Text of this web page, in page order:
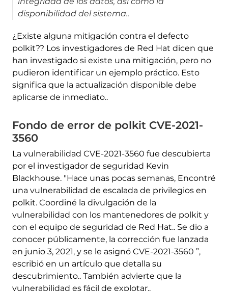
disponibilidad del sistema..
¿Existe alguna mitigación contra el defecto
polkit?? Los investigadores de Red Hat dicen que
han investigado si existe una mitigación, pero no
pudieron identificar un ejemplo práctico. Esto
significa que la actualización disponible debe
aplicarse de inmediato..
Fondo de error de polkit CVE-2021-
3560
La vulnerabilidad CVE-2021-3560 fue descubierta
por el investigador de seguridad Kevin
Blackhouse. "Hace unas pocas semanas, Encontré
una vulnerabilidad de escalada de privilegios en
polkit. Coordiné la divulgación de la
vulnerabilidad con los mantenedores de polkit y
con el equipo de seguridad de Red Hat.. Se dio a
conocer públicamente, la corrección fue lanzada
en junio 3, 2021, y se le asignó CVE-2021-3560 ”,
escribió en un artículo que detalla su
descubrimiento.. También advierte que la
vulnerabilidad es fácil de explotar..